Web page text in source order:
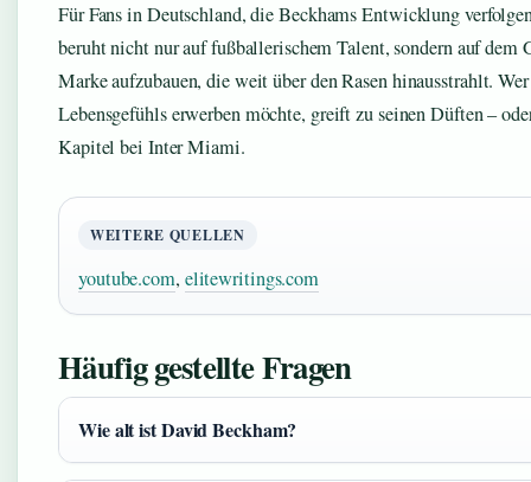
Für Fans in Deutschland, die Beckhams Entwicklung
beruht nicht nur auf fußballerischem Talent, sondern auf dem
Marke aufzubauen, die weit über den Rasen hinausstrahlt.
Lebensgefühls erwerben möchte, greift zu seinen Düften –
Kapitel bei Inter Miami.
WEITERE QUELLEN
youtube.com, elitewritings.com
Häufig gestellte Fragen
Wie alt ist David Beckham?